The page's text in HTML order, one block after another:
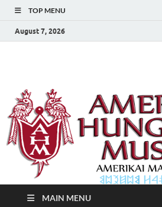
TOP MENU
August 7, 2026
Amerikai
Múzeum
MAIN MENU